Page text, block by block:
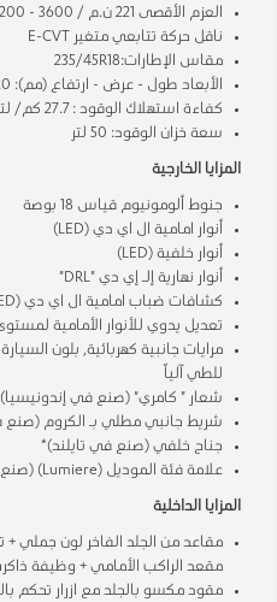
العزم الأقصى 221 ن.م / 3600 - 5200 د.د
ناقل حركة تتابعي متغير E-CVT
مقاس الإطارات:235/45R18
الأبعاد طول - عرض - ارتفاع (مم): 4920 - 1840 - 1445
كفاءة استهلاك الوقود : 27.7 كم/ لتر
سعة خزان الوقود: 50 لتر
المزايا الخارجية
جنوط ألومونيوم قياس 18 بوصة
أنوار امامية ال اي دي (LED)
أنوار خلفية (LED)
أنوار نهارية إلـ إي دي "DRL"
كشافات ضباب امامية ال اي دي (LED)
تعديل يدوي للأنوار الأمامية
مرايات جانبية كهربائية, بلون
للطي آلياً
شعار " كامري" (صنع في
شريط جانبي مطلي بـ الكروم (صنع
جناح خلفي (صنع في تايلند)*
علامة فئة الموديل (Lumiere) (صنع في جنوب أفريقيا) *
المزايا الداخلية
مقاعد من الجلد الفاخر لون جملي
مقعد الراكب الأمامي + وظيفة
مقود مكسو بالجلد مع ازرار تحكم